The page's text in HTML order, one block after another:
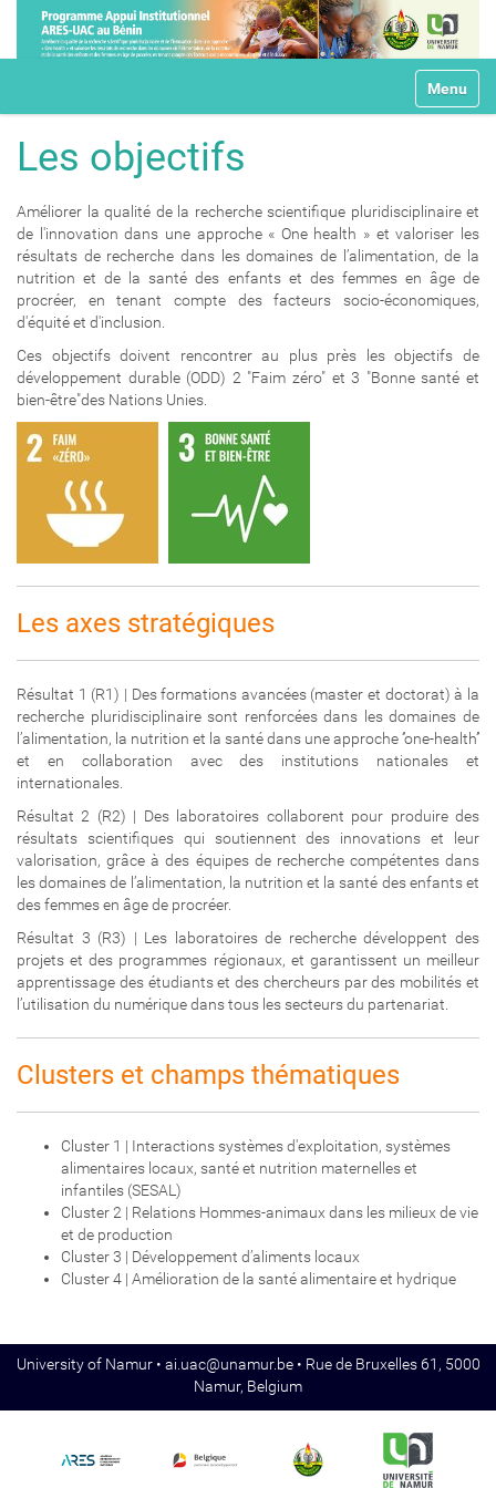
v
Toggle
Les objectifs
Améliorer la qualité de la recherche scientifique pluridisciplinaire et
de l'innovation dans une approche « One health » et valoriser les
résultats de recherche dans les domaines de l’alimentation, de la
nutrition et de la santé des enfants et des femmes en âge de
procréer, en tenant compte des facteurs socio-économiques,
d'équité et d'inclusion.
Ces objectifs doivent rencontrer au plus près les objectifs de
développement durable (ODD) 2 "Faim zéro" et 3 "Bonne santé et
bien-être"des Nations Unies.
Les axes stratégiques
Résultat 1 (R1) | Des formations avancées (master et doctorat) à la
recherche pluridisciplinaire sont renforcées dans les domaines de
l’alimentation, la nutrition et la santé dans une approche ‘’one-health’’
et en collaboration avec des institutions nationales et
internationales.
Résultat 2 (R2) | Des laboratoires collaborent pour produire des
résultats scientifiques qui soutiennent des innovations et leur
valorisation, grâce à des équipes de recherche compétentes dans
les domaines de l’alimentation, la nutrition et la santé des enfants et
des femmes en âge de procréer.
Résultat 3 (R3) | Les laboratoires de recherche développent des
projets et des programmes régionaux, et garantissent un meilleur
apprentissage des étudiants et des chercheurs par des mobilités et
l’utilisation du numérique dans tous les secteurs du partenariat.
Clusters et champs thématiques
Cluster 1 | Interactions systèmes d'exploitation, systèmes
alimentaires locaux, santé et nutrition maternelles et
infantiles (SESAL)
Cluster 2 | Relations Hommes-animaux dans les milieux de vie
et de production
Cluster 3 | Développement d’aliments locaux
Cluster 4 | Amélioration de la santé alimentaire et hydrique
University of Namur • ai.uac@unamur.be• Rue de Bruxelles 61, 5000
Namur, Belgium